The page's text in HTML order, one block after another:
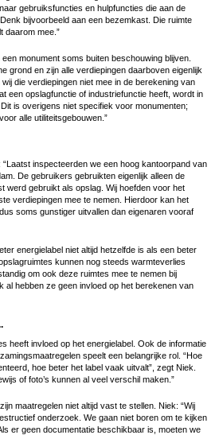
gebruiksfuncties en hulpfuncties die aan de
bijvoorbeeld aan een bezemkast. Die ruimte
daarom mee.”
monument soms buiten beschouwing blijven.
grond en zijn alle verdiepingen daarboven eigenlijk
die verdiepingen niet mee in de berekening van
een opslagfunctie of industriefunctie heeft, wordt in
is overigens niet specifiek voor monumenten;
alle utiliteitsgebouwen.”
inspecteerden we een hoog kantoorpand van
De gebruikers gebruikten eigenlijk alleen de
werd gebruikt als opslag. Wij hoefden voor het
verdiepingen mee te nemen. Hierdoor kan het
soms gunstiger uitvallen dan eigenaren vooraf
energielabel niet altijd hetzelfde is als een beter
kunnen nog steeds warmteverlies
om ook deze ruimtes mee te nemen bij
al hebben ze geen invloed op het berekenen van
heeft invloed op het energielabel. Ook de informatie
speelt een belangrijke rol. “Hoe
hoe beter het label vaak uitvalt”, zegt Niek.
of foto’s kunnen al veel verschil maken.”
maatregelen niet altijd vast te stellen. Niek: “Wij
onderzoek. We gaan niet boren om te kijken
er geen documentatie beschikbaar is, moeten we